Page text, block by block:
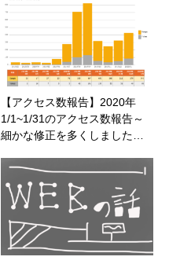
【アクセス数報告】2020年
1/1~1/31のアクセス数報告～
細かな修正を多くしました…